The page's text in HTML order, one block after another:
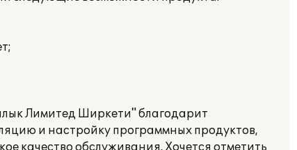
Лимитед Ширкети" благодарит
и настройку программных продуктов,
качество обслуживания. Хочется отметить